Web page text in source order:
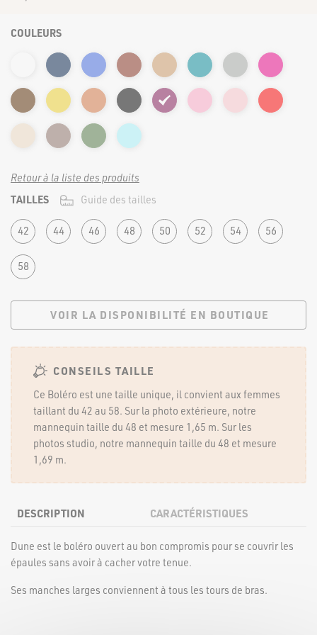
COULEURS
Retour à la liste des produits
TAILLES Guide des tailles
42 44 46 48 50 52 54 56
58
VOIR LA DISPONIBILITÉ EN BOUTIQUE
CONSEILS TAILLE
Ce Boléro est une taille unique, il convient aux femmes
taillant du 42 au 58. Sur la photo extérieure, notre
mannequin taille du 48 et mesure 1,65 m. Sur les
photos studio, notre mannequin taille du 48 et mesure
1,69 m.
DESCRIPTION CARACTÉRISTIQUES
Dune est le boléro ouvert au bon compromis pour se couvrir les
épaules sans avoir à cacher votre tenue.
Ses manches larges conviennent à tous les tours de bras.
FORTE & JOLIE ©2022 | TOUS DROITS RÉSERVÉS